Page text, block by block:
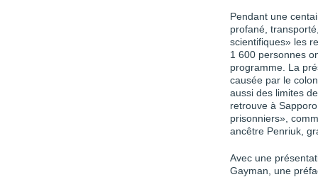
Pendant une
profané,
scientifiques» les
1 600 personnes
programme. La
causée par le
aussi des limites
retrouve à
prisonniers»,
ancêtre Penriuk,
Avec une
Gayman, une